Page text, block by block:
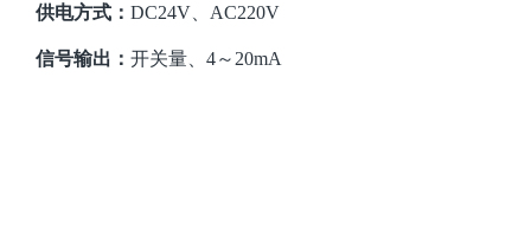
供电方式： DC24V、AC220V
信号输出： 开关量、 4～20mA